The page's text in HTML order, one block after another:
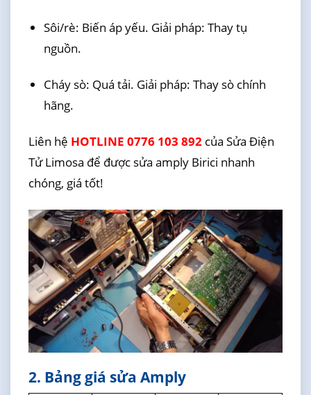
Sôi/rè: Biến áp yếu. Giải pháp: Thay tụ
nguồn.
Cháy sò: Quá tải. Giải pháp: Thay sò chính
hãng.
Liên hệ HOTLINE 0776 103 892của Sửa Điện
Tử Limosa để được sửa amply Birici nhanh
chóng, giá tốt!
2. Bảng giá sửa Amply